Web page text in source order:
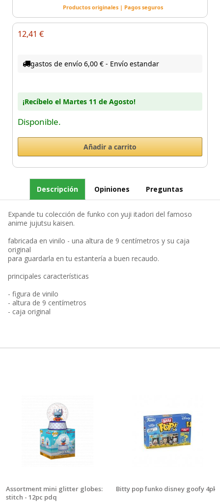
Productos originales | Pagos seguros
12,41 €
gastos de envío 6,00 € - Envío estandar
¡Recíbelo el Martes 11 de Agosto!
Disponible.
Descripción Opiniones Preguntas
Expande tu colección de funko con yuji itadori del famoso
anime jujutsu kaisen.
fabricada en vinilo - una altura de 9 centímetros y su caja
original
para guardarla en tu estantería a buen recaudo.
principales características
- figura de vinilo
- altura de 9 centímetros
- caja original
Assortment mini glitter globes:
stitch - 12pc pdq
Bitty pop funko disney goofy 4pk